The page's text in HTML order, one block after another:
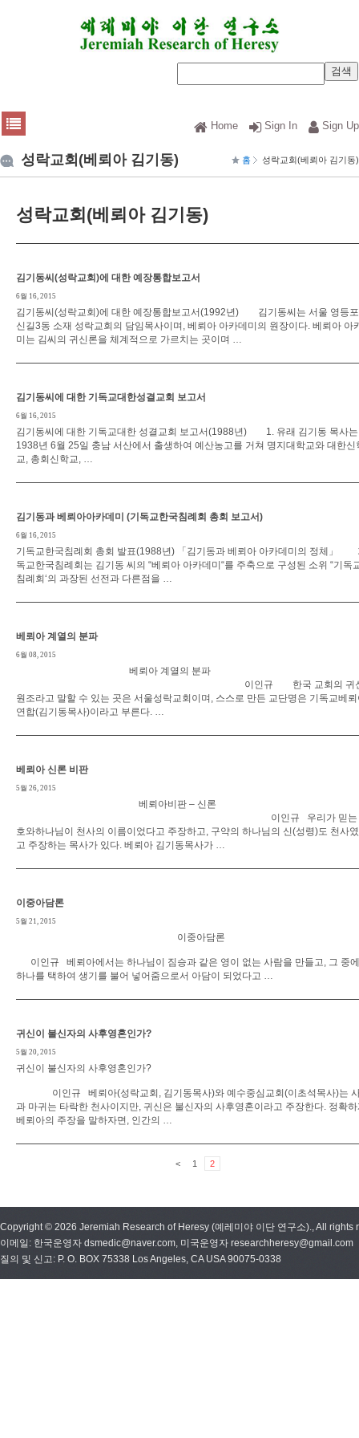
Home Sign In Sign Up
성락교회(베뢰아 김기동) 홈 성락교회(베뢰아 김기동)
성락교회(베뢰아 김기동)
김기동씨(성락교회)에 대한 예장통합보고서
6월 16, 2015
김기동씨(성락교회)에 대한 예장통합보고서(1992년) 김기동씨는 서울 영등
신길3동 소재 성락교회의 담임목사이며, 베뢰아 아카데미의 원장이다. 베뢰아 아
미는 김씨의 귀신론을 체계적으로 가르치는 곳이며 …
김기동씨에 대한 기독교대한성결교회 보고서
6월 16, 2015
김기동씨에 대한 기독교대한 성결교회 보고서(1988년) 1. 유래 김기동 목사는
1938년 6월 25일 충남 서산에서 출생하여 예산농고를 거쳐 명지대학교와 대한신
교, 총회신학교, …
김기동과 베뢰아아카데미 (기독교한국침례회 총회 보고서)
6월 16, 2015
기독교한국침례회 총회 발표(1988년) 「김기동과 베뢰아 아카데미의 정체」
독교한국침례회는 김기동 씨의 “베뢰아 아카데미“를 주축으로 구성된 소위 “기독
침례회‘의 과장된 선전과 다른점을 …
베뢰아 계열의 분파
6월 08, 2015
베뢰아 계열의 분파
이인규 한국 교회의 귀신
원조라고 말할 수 있는 곳은 서울성락교회이며, 스스로 만든 교단명은 기독교베
연합(김기동목사)이라고 부른다. …
베뢰아 신론 비판
5월 26, 2015
베뢰아비판 – 신론
이인규 우리가 믿는
호와하나님이 천사의 이름이었다고 주장하고, 구약의 하나님의 신(성령)도 천사
고 주장하는 목사가 있다. 베뢰아 김기동목사가 …
이중아담론
5월 21, 2015
이중아담론
이인규 베뢰아에서는 하나님이 짐승과 같은 영이 없는 사람을 만들고, 그 중
하나를 택하여 생기를 불어 넣어줌으로서 아담이 되었다고 …
귀신이 불신자의 사후영혼인가?
5월 20, 2015
귀신이 불신자의 사후영혼인가?
이인규 베뢰아(성락교회, 김기동목사)와 예수중심교회(이초석목사)는
과 마귀는 타락한 천사이지만, 귀신은 불신자의 사후영혼이라고 주장한다. 정확
베뢰아의 주장을 말하자면, 인간의 …
< 1 2
Copyright © 2026 Jeremiah Research of Heresy (예레미야 이단 연구소)., All rights
이메일: 한국운영자 dsmedic@naver.com, 미국운영자 researchheresy@gmail.com
질의 및 신고: P. O. BOX 75338 Los Angeles, CA USA 90075-0338